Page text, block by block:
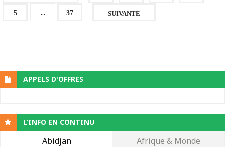
5 ... 37 SUIVANTE
APPELS D'OFFRES
L’INFO EN CONTINU
Abidjan Afrique & Monde